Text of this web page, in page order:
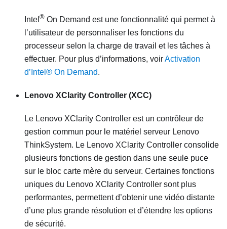
Intel ® On Demand est une fonctionnalité qui permet à
l’utilisateur de personnaliser les fonctions du
processeur selon la charge de travail et les tâches à
effectuer. Pour plus d’informations, voirActivation
d’Intel® On Demand.
Lenovo XClarity Controller (XCC)
Le Lenovo XClarity Controller est un contrôleur de
gestion commun pour le matériel serveur Lenovo
ThinkSystem. Le Lenovo XClarity Controller consolide
plusieurs fonctions de gestion dans une seule puce
sur le bloc carte mère du serveur. Certaines fonctions
uniques du Lenovo XClarity Controller sont plus
performantes, permettent d’obtenir une vidéo distante
d’une plus grande résolution et d’étendre les options
de sécurité.